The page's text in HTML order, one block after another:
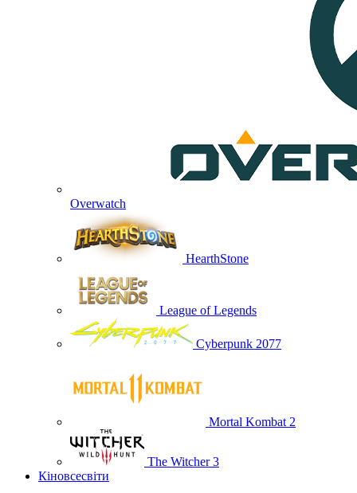
Overwatch
HearthStone
League of Legends
Cyberpunk 2077
Mortal Kombat 2
The Witcher 3
Кіновсесвіти